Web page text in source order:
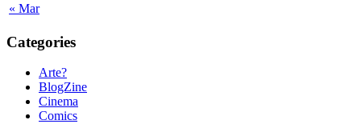
« Mar
Categories
Arte?
BlogZine
Cinema
Comics